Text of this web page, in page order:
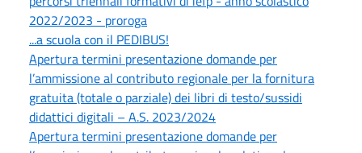
2022/2023 - proroga
...a scuola con il PEDIBUS!
Apertura termini presentazione domande per
l’ammissione al contributo regionale per la fornitura
gratuita (totale o parziale) dei libri di testo/sussidi
didattici digitali – A.S. 2023/2024
Apertura termini presentazione domande per